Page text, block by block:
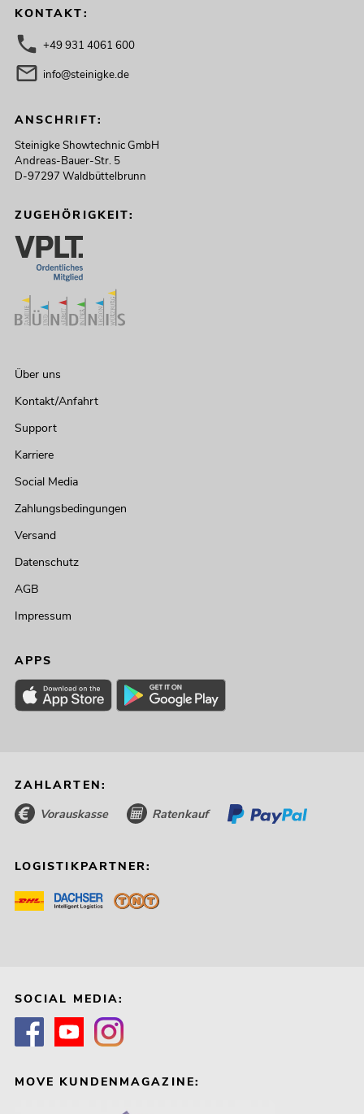
KONTAKT:
+49 931 4061 600
info@steinigke.de
ANSCHRIFT:
Steinigke Showtechnic GmbH
Andreas-Bauer-Str. 5
D-97297 Waldbüttelbrunn
ZUGEHÖRIGKEIT:
Über uns
Kontakt/Anfahrt
Support
Karriere
Social Media
Zahlungsbedingungen
Versand
Datenschutz
AGB
Impressum
APPS
ZAHLARTEN:
Vorauskasse Ratenkauf
LOGISTIKPARTNER:
SOCIAL MEDIA:
MOVE KUNDENMAGAZINE: